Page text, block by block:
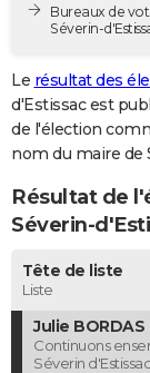
Destinations
City break
Voyage nature
Voyage de noces
Forum
PHOTO
GUIDES D'ACHAT
CARTE DE VOEUX
Carte de Noël
Carte Bonne année
Carte Saint-
Carte Pâques
Carte
DICTIONNAIRE
COPAINS D'AVANT
S'inscrire
Se connecter
Lycées
Collèges
Primaires
Universités
Entreprises
Service militaire
Avis de recherche
AVIS DE DÉCÈS
Bureaux de
Séverin-
Le résultat des
d'Estissac est
de l'élection
nom du maire de
Résultat de
Séverin-
Tête de liste
Liste
Julie BORDAS
Continuons
Séverin d'Estissac